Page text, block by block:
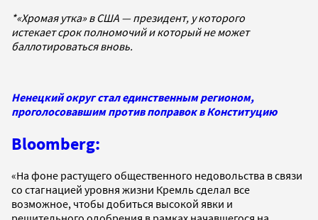
*«Хромая утка» в США — президент, у которого
истекает срок полномочий и который не может
баллотироваться вновь.
Ненецкий округ стал единственным регионом,
проголосовавшим против поправок в Конституцию
Bloomberg:
«На фоне растущего общественного недовольства в связи
со стагнацией уровня жизни Кремль сделал все
возможное, чтобы добиться высокой явки и